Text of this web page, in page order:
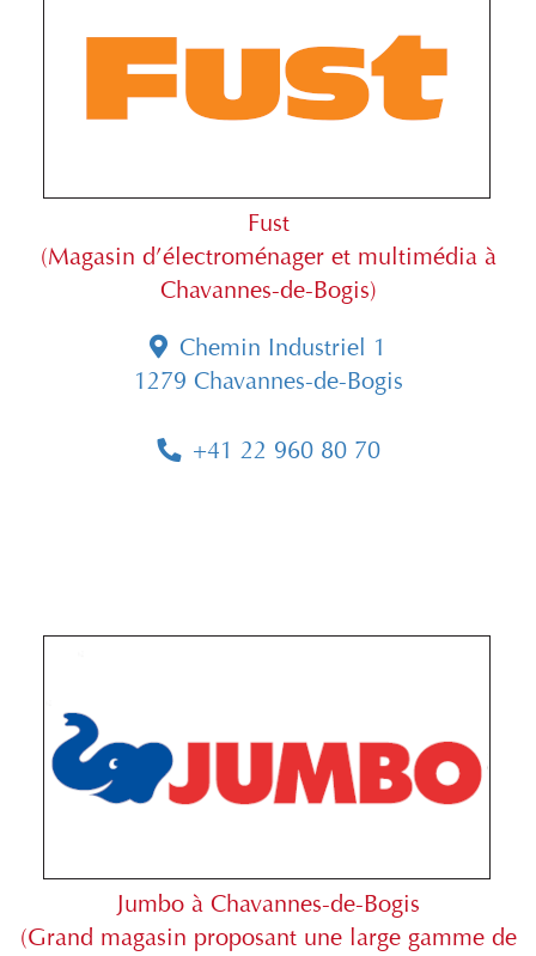
Fust
(Magasin d’électroménager et multimédia à
Chavannes-de-Bogis)
Chemin Industriel 1
1279 Chavannes-de-Bogis
+41 22 960 80 70
Jumbo à Chavannes-de-Bogis
(Grand magasin proposant une large gamme de